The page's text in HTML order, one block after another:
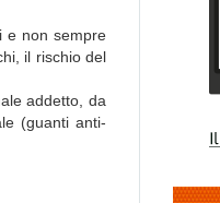
e non sempre
il rischio del
addetto, da
(guanti anti-